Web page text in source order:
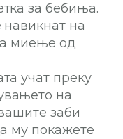
за бебиња.
на
миење од
учат преку
на
заби
му покажете